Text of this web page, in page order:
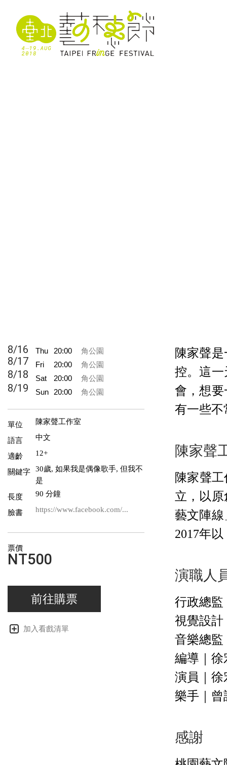
8/16 Thu 20:00 角公園
8/17 Fri 20:00 角公園
8/18 Sat 20:00 角公園
8/19 Sun 20:00 角公園
單位 陳家聲工作室
語言 中文
適齡 12+
關鍵字
30歲, 如果我是偶像歌手, 但我不
是
長度 90 分鐘
臉書 https://www.facebook.com/...
票價
NT500
前往購票
加入看戲清單
陳家聲
控。這
會，想
有一些
陳家聲
陳家聲
立，以
藝文陣
2017年
演職人
行政總監
視覺設計
音樂總監
編導｜徐
演員｜徐
樂手｜曾
感謝